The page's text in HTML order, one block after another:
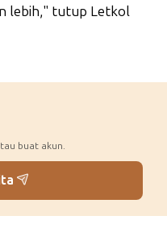
lebih," tutup Letkol
buat akun.